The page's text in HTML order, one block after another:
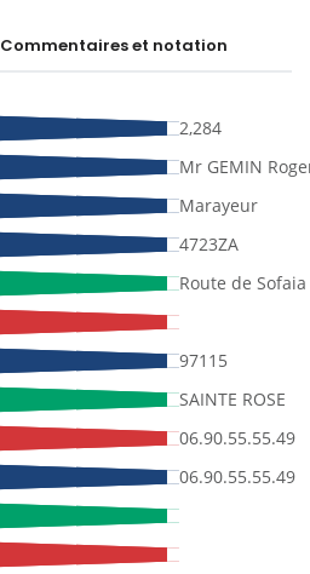
Commentaires et notation
2,284
Mr GEMIN
Marayeur
4723ZA
Route de
97115
SAINTE ROSE
06.90.55.55.49
06.90.55.55.49